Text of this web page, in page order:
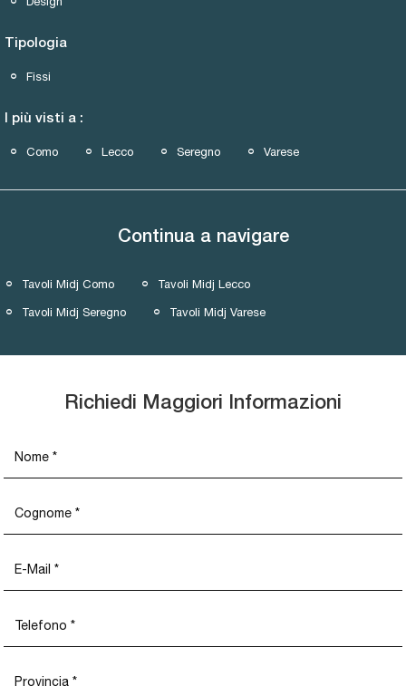
Tipologia
Fissi
I più visti a :
Como Lecco Seregno Varese
Continua a navigare
Tavoli Midj Como Tavoli Midj Lecco
Tavoli Midj Seregno Tavoli Midj Varese
Richiedi Maggiori Informazioni